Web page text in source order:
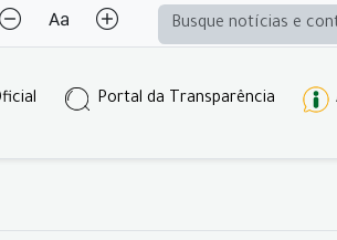
Portal da Transparência